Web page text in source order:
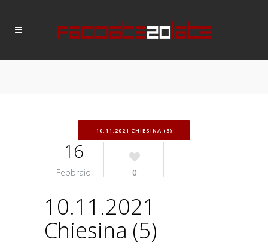
10.11.2021 CHIESINA (5)
16
Febbraio 0
10.11.2021
Chiesina (5)